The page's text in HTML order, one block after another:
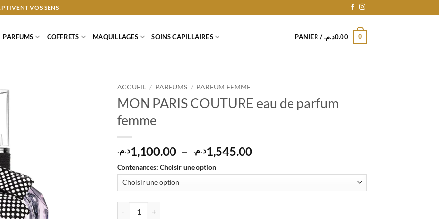
VOS SENS
PARFUMS COFFRETS MAQUILLAGES SOINS CAPILLAIRES PANIER / 0.00د.م. 0
ACCUEIL / PARFUMS / PARFUM FEMME
MON PARIS COUTURE eau de parfum
femme
1,100.00د.م. – 1,545.00د.م.
Plage
prix :
Contenances: Choisir une option